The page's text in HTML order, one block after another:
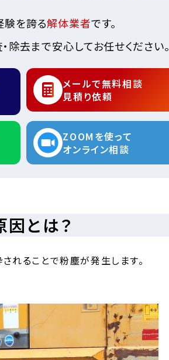
験を誇る解体業者です。
去まで安心してお任せください。
メールで無料相談
見積り依頼
ZOOMを使って
オンライン相談
とは？
れることで粉塵が発生します。